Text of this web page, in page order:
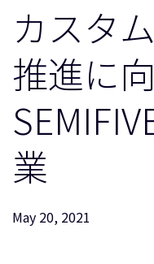
IPライセンスのお
その他のお問い
Arm Integrity
教育関連
報道関連
人材採用
研究連携
IR関連
開発
サポート&トレ
企業情報
カスタ
推進に向
業
May 20, 2021